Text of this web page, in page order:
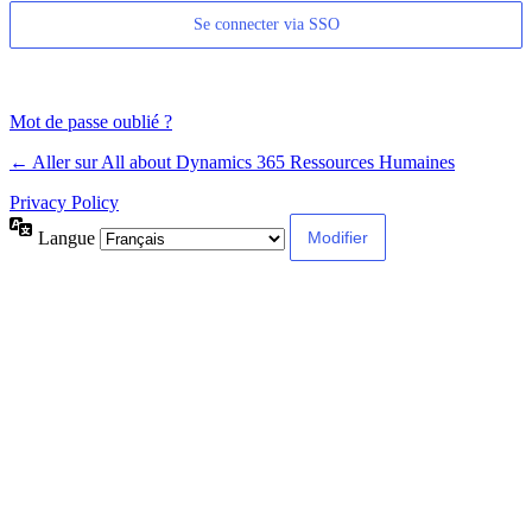
Se connecter via SSO
Mot de passe oublié ?
← Aller sur All about Dynamics 365 Ressources Humaines
Privacy Policy
Langue